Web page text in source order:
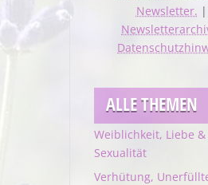
Newsletter. |
ALLE THEMEN
Weiblichkeit, Liebe &
Sexualität
Verhütung,